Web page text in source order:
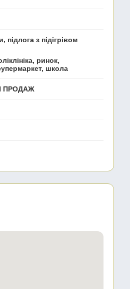
з підігрівом
ринок,
школа
ПРОДАЖ